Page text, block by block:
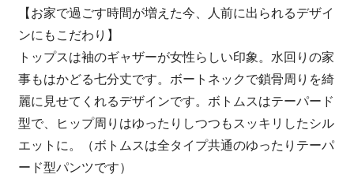
【お家で過ごす時間が増えた今、人前に出られるデザイ
ンにもこだわり】
トップスは袖のギャザーが女性らしい印象。水回りの家
事もはかどる七分丈です。ボートネックで鎖骨周りを綺
麗に見せてくれるデザインです。ボトムスはテーパード
型で、ヒップ周りはゆったりしつつもスッキリしたシル
エットに。（ボトムスは全タイプ共通のゆったりテーパ
ード型パンツです）